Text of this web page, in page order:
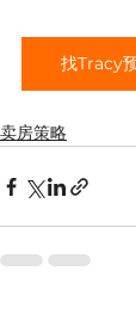
找Tracy
卖房策略